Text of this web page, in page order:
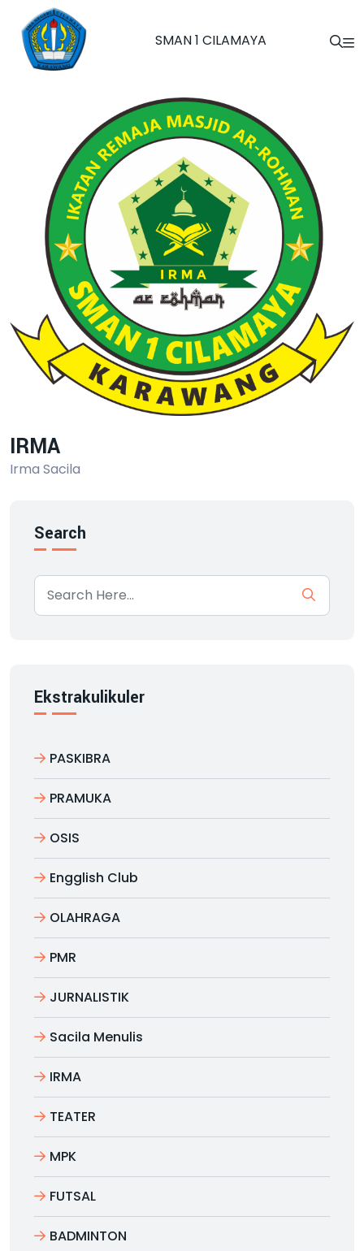
SMAN 1 CILAMAYA
IRMA
Irma Sacila
Search
Ekstrakulikuler
PASKIBRA
PRAMUKA
OSIS
Engglish Club
OLAHRAGA
PMR
JURNALISTIK
Sacila Menulis
IRMA
TEATER
MPK
FUTSAL
BADMINTON